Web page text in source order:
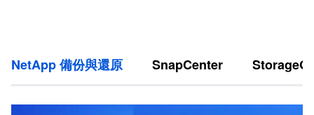
NetApp 備份與還原 SnapCenter